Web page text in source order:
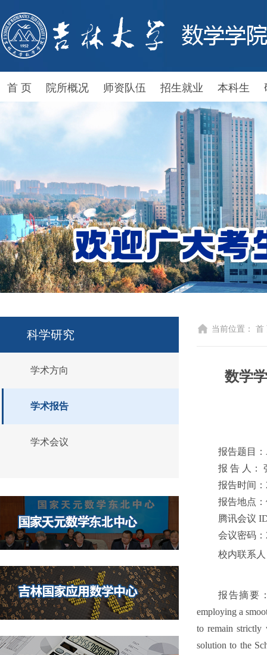
首 页 院所概况 师资队伍 招生就业 本科生
科学研究
学术方向
学术报告
学术会议
当前位置： 首
数学
报告题目：
报 告 人：
报告时间：
报告地点
腾讯会议
会议密码：
校内联系
报告摘要：
employing a
to remain strictly
solution to the